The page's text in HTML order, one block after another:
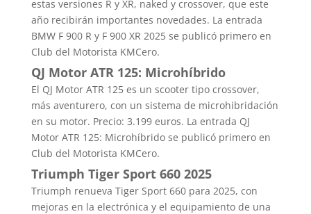
estas versiones R y XR, naked y crossover, que este
año recibirán importantes novedades. La entrada
BMW F 900 R y F 900 XR 2025 se publicó primero en
Club del Motorista KMCero.
QJ Motor ATR 125: Microhíbrido
El QJ Motor ATR 125 es un scooter tipo crossover,
más aventurero, con un sistema de microhibridación
en su motor. Precio: 3.199 euros. La entrada QJ
Motor ATR 125: Microhíbrido se publicó primero en
Club del Motorista KMCero.
Triumph Tiger Sport 660 2025
Triumph renueva Tiger Sport 660 para 2025, con
mejoras en la electrónica y el equipamiento de una